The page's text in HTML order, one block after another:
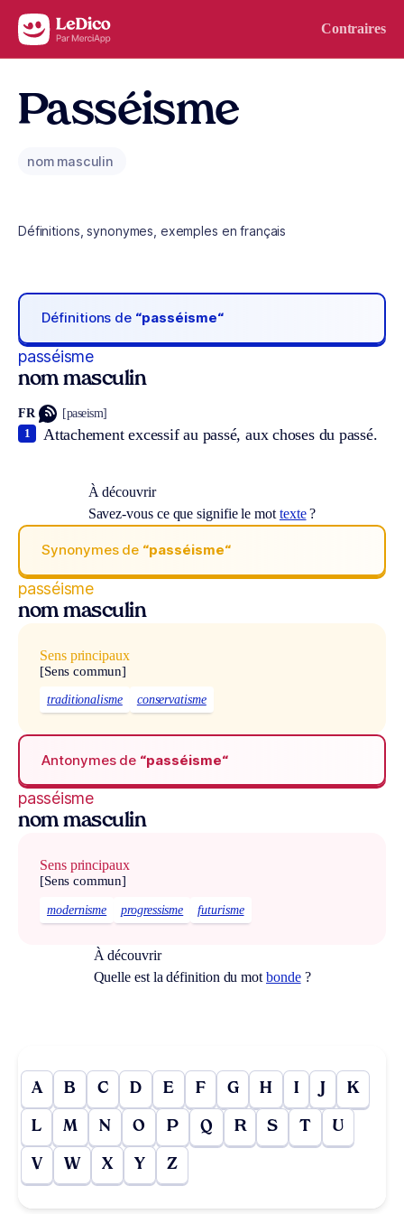
Aller au contenu Contraires
Passéisme
nom masculin
Définitions, synonymes, exemples en français
Définitions de “passéisme“
passéisme
nom masculin
FR [paseism]
Attachement excessif au passé, aux choses du passé.
1
À découvrir
Savez-vous ce que signifie le mot texte?
Synonymes de “passéisme“
passéisme
nom masculin
Sens principaux
[Sens commun]
traditionalisme conservatisme
Antonymes de “passéisme“
passéisme
nom masculin
Sens principaux
[Sens commun]
modernisme progressisme futurisme
À découvrir
Quelle est la définition du mot bonde?
A B C D E F G H I J K
L M N O P Q R S T U
V W X Y Z